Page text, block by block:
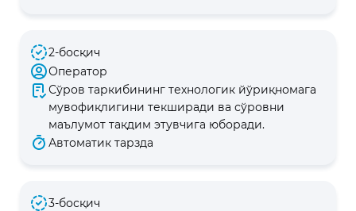
2-босқич
Оператор
Сўров таркибининг технологик йўриқномага
мувофиқлигини текширади ва сўровни
маълумот тақдим этувчига юборади.
Автоматик тарзда
3-босқич